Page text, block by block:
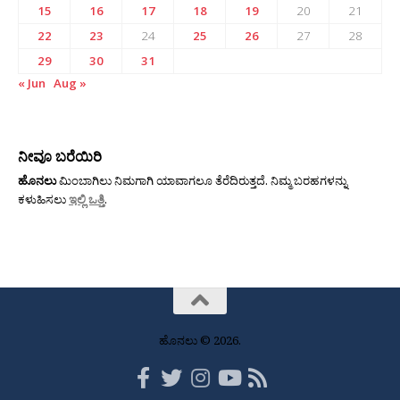
15 16 17 18 19 20
21
22
23 24 25 26 27
28
29
30
31
« Jun Aug »
ನೀವೂ ಬರೆಯಿರಿ
ಹೊನಲುಮಿಂಬಾಗಿಲು ನಿಮಗಾಗಿ ಯಾವಾಗಲೂ ತೆರೆದಿರುತ್ತದೆ. ನಿಮ್ಮ ಬರಹಗಳನ್ನು
ಕಳುಹಿಸಲುಇಲ್ಲಿ ಒತ್ತಿ.
ಹೊನಲು © 2026.